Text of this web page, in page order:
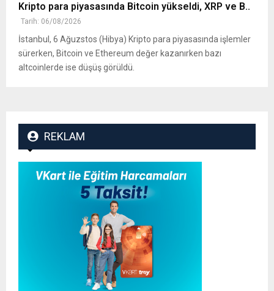
Kripto para piyasasında Bitcoin yükseldi, XRP ve B..
Tarih: 06/08/2026
İstanbul, 6 Ağuzstos (Hibya) Kripto para piyasasında işlemler
sürerken, Bitcoin ve Ethereum değer kazanırken bazı
altcoinlerde ise düşüş görüldü.
REKLAM